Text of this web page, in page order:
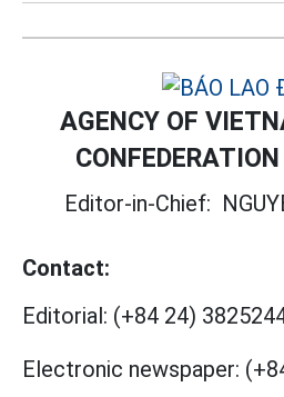
AGENCY OF
Editor-in-Chief:
Contact:
Editorial: (+84 24)
Electronic newspaper: